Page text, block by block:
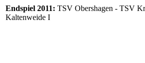
Endspiel 2011: TSV Obershagen - TSV
Kaltenweide I